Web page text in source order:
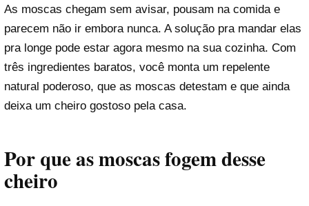
As moscas chegam sem avisar, pousam na comida e
parecem não ir embora nunca. A solução pra mandar elas
pra longe pode estar agora mesmo na sua cozinha. Com
três ingredientes baratos, você monta um repelente
natural poderoso, que as moscas detestam e que ainda
deixa um cheiro gostoso pela casa.
Por que as moscas fogem desse
cheiro